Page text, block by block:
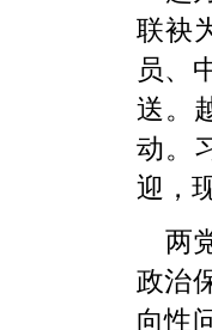
联袂
员、
送。
动。
迎，
两
政治
向性